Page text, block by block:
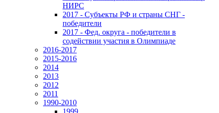
НИРС
2017 - Субъекты РФ и страны СНГ -
победители
2017 - Фед. округа - победители в
содействии участия в Олимпиаде
2016-2017
2015-2016
2014
2013
2012
2011
1990-2010
1999